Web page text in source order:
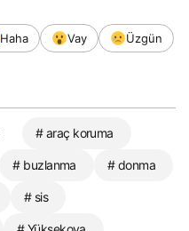
Haha Vay
Üzgün
# araç koruma
# buzlanma # donma
# sis